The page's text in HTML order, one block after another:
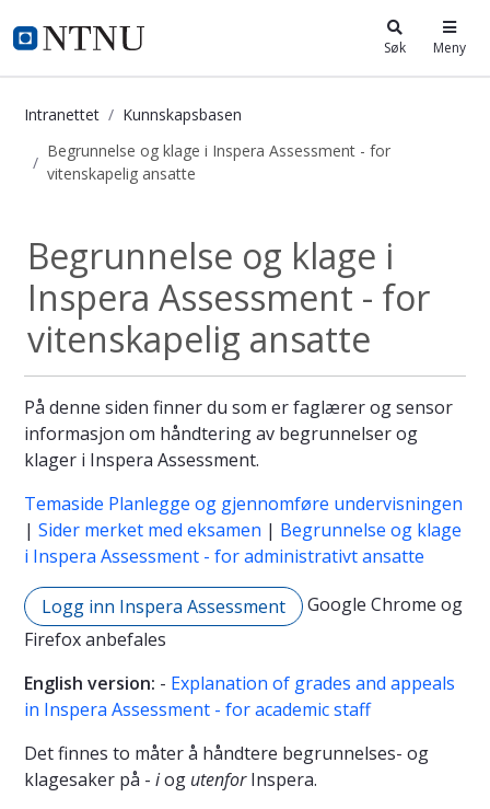
i.ntnu.no Søk Meny
Intranettet
Kunnskapsbasen
Begrunnelse og klage i Inspera Assessment - for
vitenskapelig ansatte
Begrunnelse og klage i
Inspera Assessment - for
vitenskapelig ansatte
På denne siden finner du som er faglærer og sensor
informasjon om håndtering av begrunnelser og
klager i Inspera Assessment.
Temaside Planlegge og gjennomføre undervisningen
| Sider merket med eksamen | Begrunnelse og klage
i Inspera Assessment - for administrativt ansatte
Logg inn Inspera Assessment
Google Chrome og
Firefox anbefales
English version: - Explanation of grades and appeals
in Inspera Assessment - for academic staff
Det finnes to måter å håndtere begrunnelses- og
klagesaker på - iog utenforInspera.